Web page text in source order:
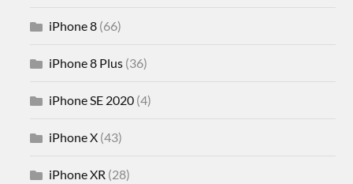
iPhone 8 (66)
iPhone 8 Plus (36)
iPhone SE 2020 (4)
iPhone X (43)
iPhone XR (28)